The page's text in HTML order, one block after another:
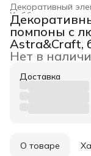
Декоративный
Хобби и
Главная ›
помпоны с
Astra&Craft,
Нет в
Доставка
О товаре